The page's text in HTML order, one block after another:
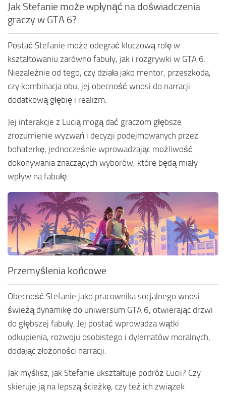
Jak Stefanie może wpłynąć na doświadczenia
graczy w GTA 6?
Postać Stefanie może odegrać kluczową rolę w
kształtowaniu zarówno fabuły, jak i rozgrywki w GTA 6.
Niezależnie od tego, czy działa jako mentor, przeszkoda,
czy kombinacja obu, jej obecność wnosi do narracji
dodatkową głębię i realizm.
Jej interakcje z Lucią mogą dać graczom głębsze
zrozumienie wyzwań i decyzji podejmowanych przez
bohaterkę, jednocześnie wprowadzając możliwość
dokonywania znaczących wyborów, które będą miały
wpływ na fabułę.
Przemyślenia końcowe
Obecność Stefanie jako pracownika socjalnego wnosi
świeżą dynamikę do uniwersum GTA 6, otwierając drzwi
do głębszej fabuły. Jej postać wprowadza wątki
odkupienia, rozwoju osobistego i dylematów moralnych,
dodając złożoności narracji.
Jak myślisz, jak Stefanie ukształtuje podróż Lucii? Czy
skieruje ją na lepszą ścieżkę, czy też ich związek